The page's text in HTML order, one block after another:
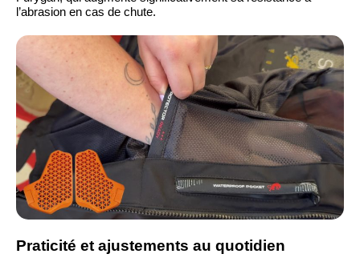
l’abrasion en cas de chute.
Praticité et ajustements au quotidien